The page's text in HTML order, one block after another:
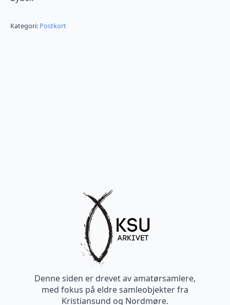
Kategori: Postkort
Denne siden er drevet av amatørsamlere,
med fokus på eldre samleobjekter fra
Kristiansund og Nordmøre.